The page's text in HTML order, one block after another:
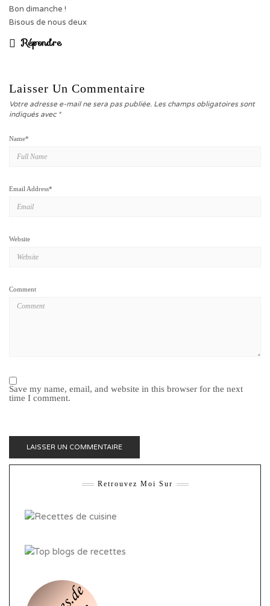
Bon dimanche !
Bisous de nous deux
Répondre
Laisser Un Commentaire
Votre adresse e-mail ne sera pas publiée. Les champs obligatoires sont
indiqués avec *
Name*
Email Address*
Website
Comment
Save my name, email, and website in this browser for the next
time I comment.
Retrouvez Moi Sur